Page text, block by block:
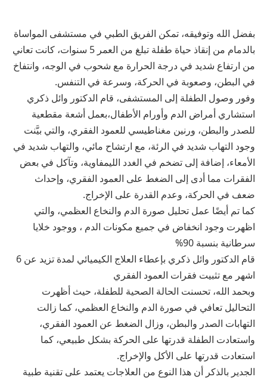
بفضل الله وتوفيقه، تمكن الفريق الطبي في مستشفى المواساة
بالدمام من إنقاذ حياة طفلة تبلغ من العمر 5 سنوات، كانت تعاني
من ارتفاع شديد في درجة الحرارة مع شحوب في الوجه، وانتفاخ
في البطن، وصعوبة في الحركة، وسرعة في التنفس.
وفور وصول الطفلة إلى المستشفى، قام الدكتور وائل ذكري
استشاري أمراض الدم وأورام الأطفال،بعمل أشعة مقطعية
للصدر والبطن، ورنين مغناطيسي للعمود الفقري، والتي بيَّنت
وجود التهاب شديد في الرئة، مع ارتشاح مائي، والتهاب شديد في
الأمعاء، إضافة إلى تضخم في الغدد الليمفاوية، وتآكل في بعض
الفقرات مما أدى إلى الضغط على العمود الفقري، وإحداث
ضعف في الحركة، وعدم القدرة على الإخراج.
كما تم أيضًا عمل تحليل صورة الدم والنخاع العظمي، والتي
اظهرت وجود انخفاض في جميع مكونات الدم ، ووجود خلايا
سرطانية بنسبة 90%
قام الدكتور وائل ذكري بإعطاء العلاج الكيميائي لمدة تزيد عن 6
اشهر مع تثبيت فقرات العمود الفقري
وبحمد الله، تحسنت الحالة الصحية للطفلة، حيث أظهرت
التحاليل تعافي في صورة الدم والنخاع العظمي، كما زالت
التهابات الصدر والبطن، وزال الضغط عن العمود الفقري،
واستعادت الطفلة قدرتها على الحركة بشكل طبيعي، كما
استعادت قدرتها على الأكل والإخراج.
الجدير بالذكر أن هذا النوع من العلاجات يعتمد على تقنية طبية